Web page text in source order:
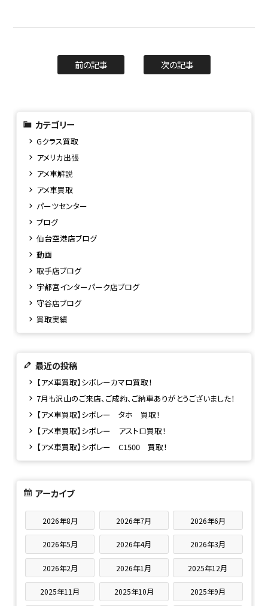
前の記事 次の記事
カテゴリー
Gクラス買取
アメリカ出張
アメ車解説
アメ車買取
パーツセンター
ブログ
仙台空港店ブログ
動画
取手店ブログ
宇都宮インターパーク店ブログ
守谷店ブログ
買取実績
最近の投稿
【アメ車買取】シボレーカマロ買取！
7月も沢山のご来店、ご成約、ご納車ありがとうございました！
【アメ車買取】シボレー タホ 買取！
【アメ車買取】シボレー アストロ買取！
【アメ車買取】シボレー C1500 買取！
アーカイブ
2026年8月 2026年7月 2026年6月
2026年5月 2026年4月 2026年3月
2026年2月 2026年1月 2025年12月
2025年11月 2025年10月 2025年9月